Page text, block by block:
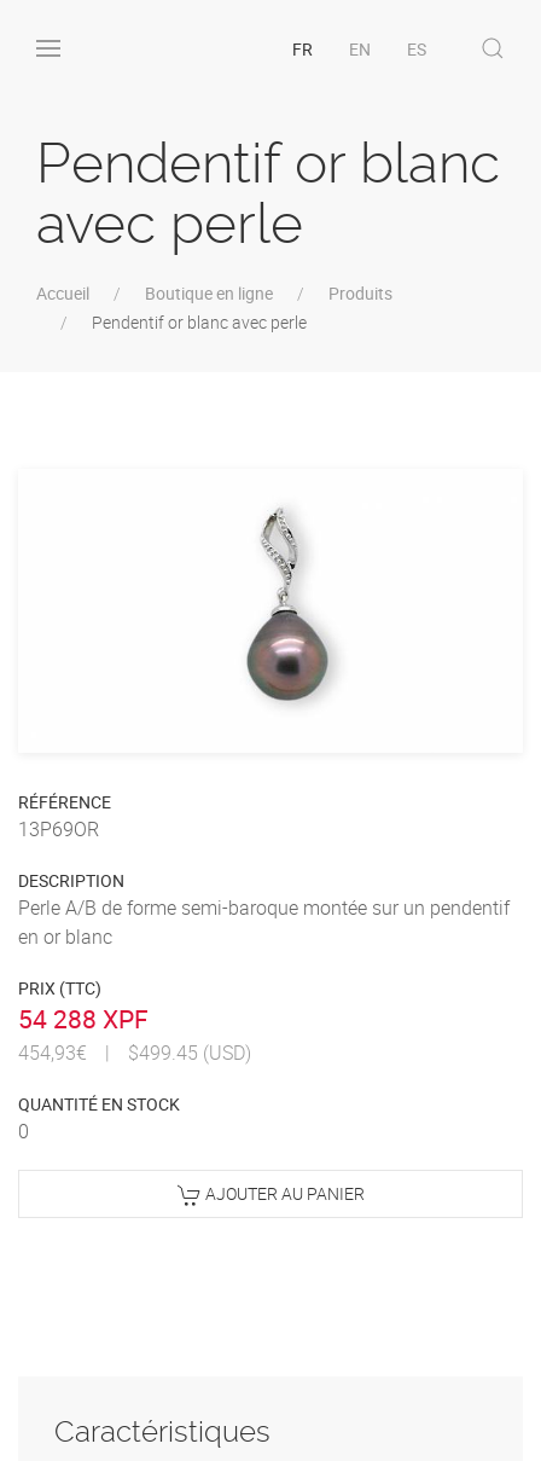
FR EN ES
Pendentif or blanc
avec perle
Accueil Boutique en ligne
Produits
Pendentif or blanc avec perle
RÉFÉRENCE
13P69OR
DESCRIPTION
Perle A/B de forme semi-baroque montée sur un pendentif
en or blanc
PRIX (TTC)
54 288 XPF
454,93€ | $499.45 (USD)
QUANTITÉ EN STOCK
0
AJOUTER AU PANIER
Caractéristiques